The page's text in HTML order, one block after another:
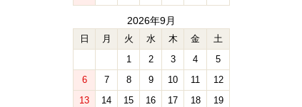
2026年9月
日 月 火 水 木 金 土
1 2 3 4 5
6 7 8 9 10 11 12
13 14 15 16 17 18 19